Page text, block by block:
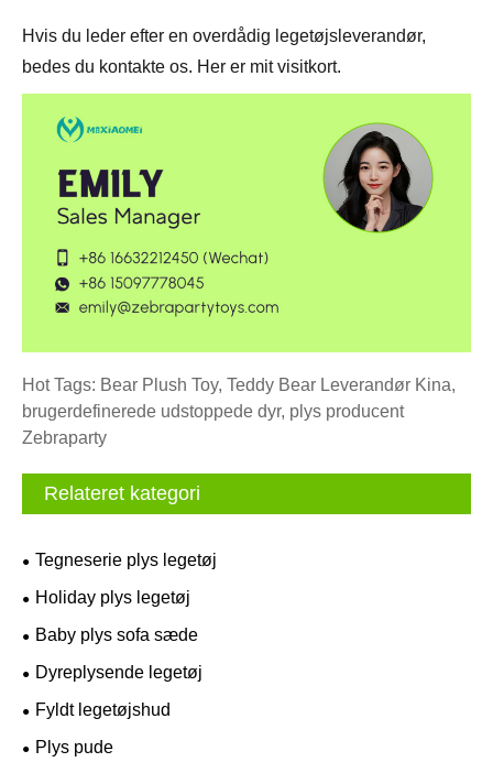
Hvis du leder efter en overdådig legetøjsleverandør,
bedes du kontakte os. Her er mit visitkort.
Hot Tags: Bear Plush Toy, Teddy Bear Leverandør Kina,
brugerdefinerede udstoppede dyr, plys producent
Zebraparty
Relateret kategori
Tegneserie plys legetøj
Holiday plys legetøj
Baby plys sofa sæde
Dyreplysende legetøj
Fyldt legetøjshud
Plys pude